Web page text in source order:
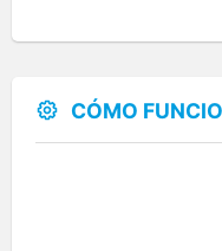
CÓMO